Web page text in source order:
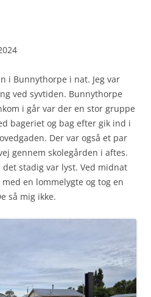
i Bunnythorpe i nat. Jeg var
ved syvtiden. Bunnythorpe
i går var der en stor gruppe
bageriet og bag efter gik ind i
Der var også et par
gennem skolegården i aftes.
stadig var lyst. Ved midnat
en lommelygte og tog en
så mig ikke.